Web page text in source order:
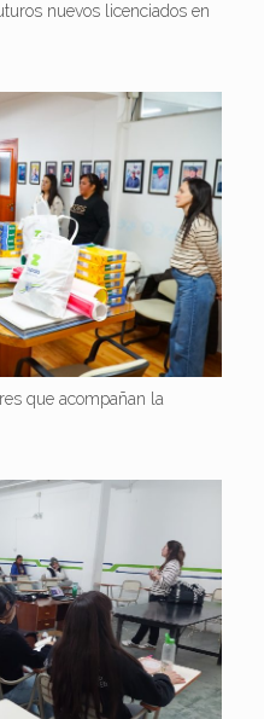
nuevos licenciados en
que acompañan la